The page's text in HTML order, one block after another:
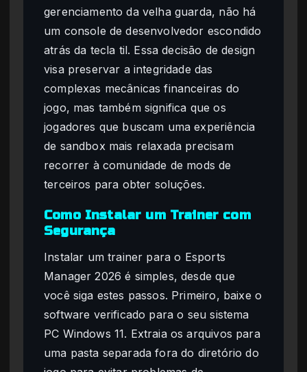
gerenciamento da velha guarda, não há
um console de desenvolvedor escondido
atrás da tecla til. Essa decisão de design
visa preservar a integridade das
complexas mecânicas financeiras do
jogo, mas também significa que os
jogadores que buscam uma experiência
de sandbox mais relaxada precisam
recorrer à comunidade de mods de
terceiros para obter soluções.
Como Instalar um Trainer com
Segurança
Instalar um trainer para o Esports
Manager 2026 é simples, desde que
você siga estes passos. Primeiro, baixe o
software verificado para o seu sistema
PC Windows 11. Extraia os arquivos para
uma pasta separada fora do diretório do